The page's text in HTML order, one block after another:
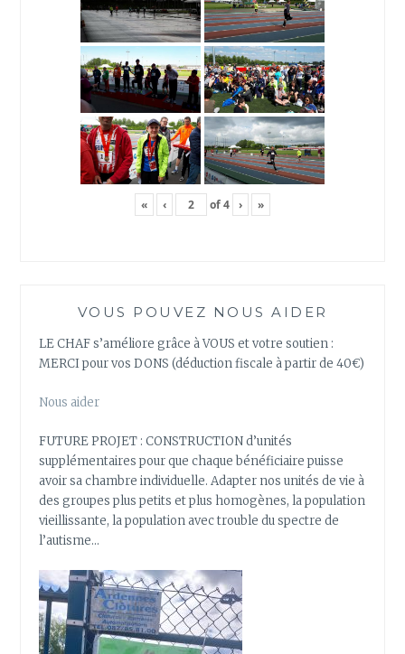
« ‹ of4 › »
VOUS POUVEZ NOUS AIDER
LE CHAF s’améliore grâce à VOUS et votre soutien :
MERCI pour vos DONS (déduction fiscale à partir de 40€)
Nous aider
FUTURE PROJET : CONSTRUCTION d’unités
supplémentaires pour que chaque bénéficiaire puisse
avoir sa chambre individuelle. Adapter nos unités de vie à
des groupes plus petits et plus homogènes, la population
vieillissante, la population avec trouble du spectre de
l’autisme…